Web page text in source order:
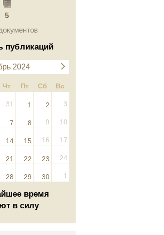
5
публикаций
2024
Чт Пт Сб Вс
31 1 2 3
7 8 9 10
14 15 16 17
21 22 23 24
28 29 30 1
время
в силу